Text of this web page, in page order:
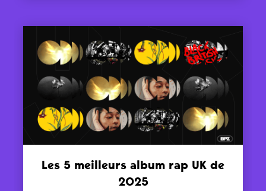
Les 5 meilleurs album rap UK de
2025